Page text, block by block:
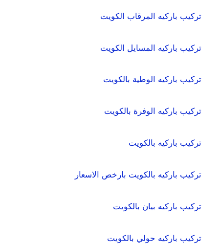
تركيب باركيه المرقاب الكويت
تركيب باركيه المسايل الكويت
تركيب باركيه الوطية بالكويت
تركيب باركيه الوفرة بالكويت
تركيب باركيه بالكويت
تركيب باركيه بالكويت بارخص الاسعار
تركيب باركيه بيان بالكويت
تركيب باركيه حولي بالكويت